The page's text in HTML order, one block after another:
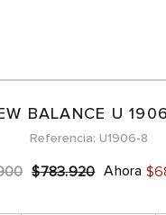
BALANCE U
Referencia U1906-8
$783.920 Ahora $